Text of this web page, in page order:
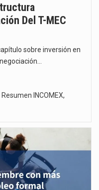
Del T-MEC
sobre inversión en
Resumen INCOMEX,